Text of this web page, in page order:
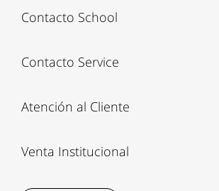
Contacto School
Contacto Service
Atención al Cliente
Venta Institucional